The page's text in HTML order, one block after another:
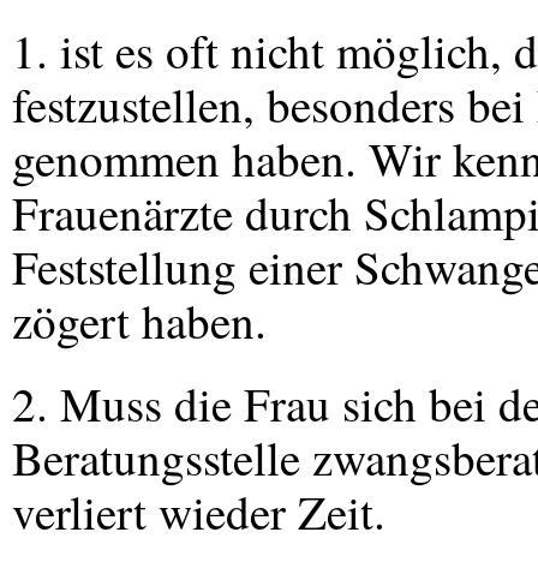
1. ist es oft nicht möglich,
festzustellen, besonders
genommen haben. Wir
Frauenärzte durch
Feststellung einer
zögert haben.
2. Muss die Frau sich bei
Beratungsstelle
verliert wieder Zeit.